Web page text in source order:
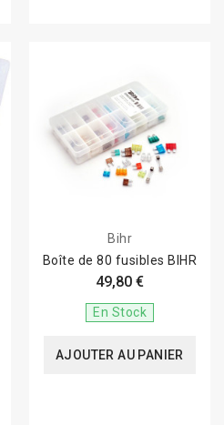
Bihr
Boîte de 80 fusibles BIHR
49,80 €
En Stock
AJOUTER AU PANIER